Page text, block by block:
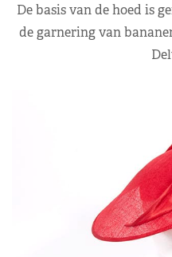
De basis van de hoed is
de garnering van